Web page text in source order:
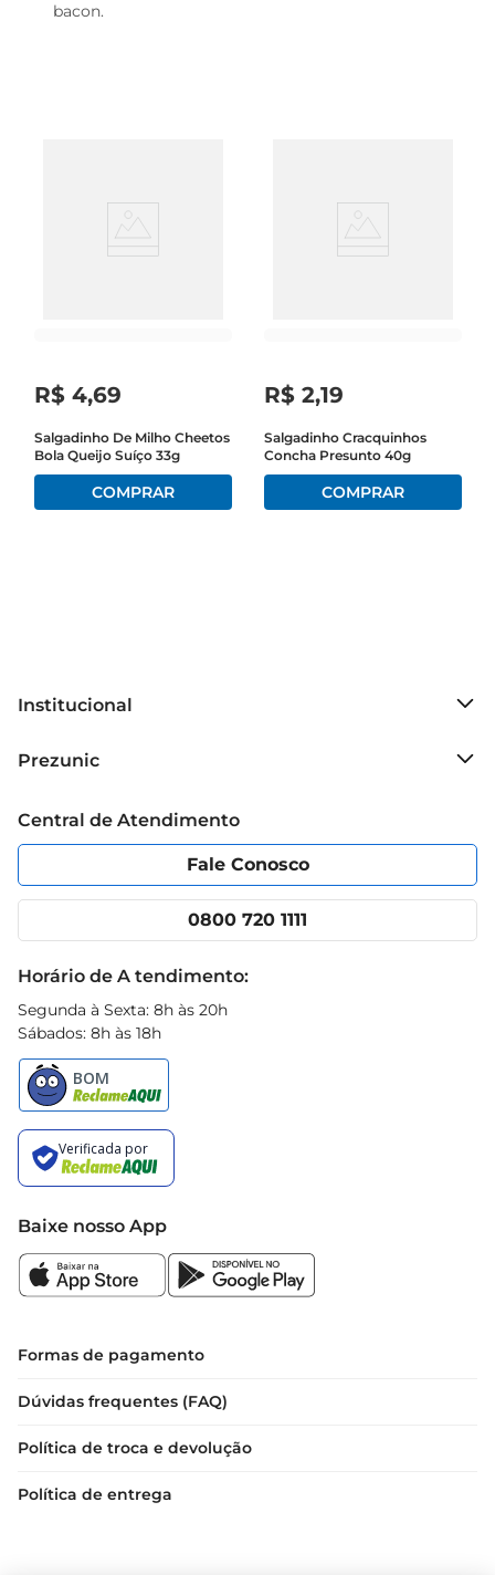
bacon.
R$ 4,69
Salgadinho De Milho Cheetos
Bola Queijo Suíço 33g
R$ 2,19
Salgadinho Cracquinhos
Concha Presunto 40g
Institucional
Grupo Cencosud
Política de Privacidade
Portal do fornecedor
Cencosud Media
Prezunic
Código de Ética
App Prezunic
Central de Atendimento
Fale Conosco
0800 720 1111
Horário de A tendimento:
Segunda à Sexta: 8h às 20h
Sábados: 8h às 18h
Baixe nosso App
Formas de pagamento
Dúvidas frequentes (FAQ)
Política de troca e devolução
Política de entrega